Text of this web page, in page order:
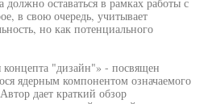
в свою очередь, учитывает
но как потенциального
"дизайн"» - посвящен
ядерным компонентом означаемого
дает краткий обзор